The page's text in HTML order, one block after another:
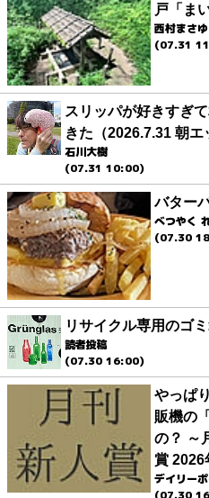
戸「ま
西村まさ
(07.31
スリッパが好きすぎ
きた（2026.7.31 朝エ
石川大樹
(07.31 10:00)
バター
べつやく
(07.30
リサイクル専用のゴ
読者投稿
(07.30 16:00)
やっぱ
販機の
の？ ～
賞 2026
デイリー
(07.30